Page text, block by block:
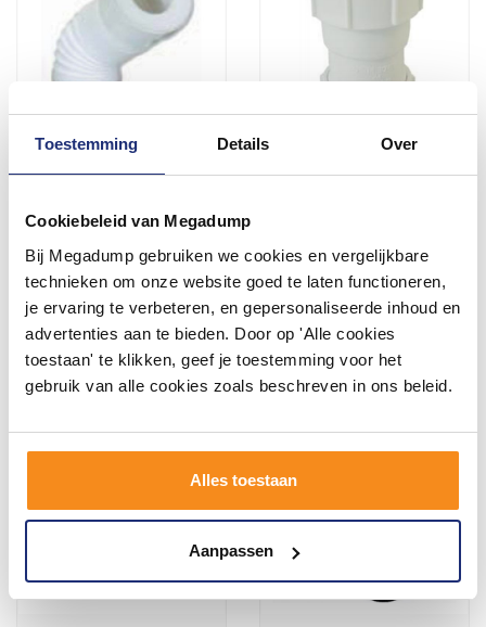
Toestemming Details Over
Cookiebeleid van Megadump
Bij Megadump gebruiken we cookies en vergelijkbare
technieken om onze website goed te laten functioneren,
je ervaring te verbeteren, en gepersonaliseerde inhoud en
advertenties aan te bieden. Door op 'Alle cookies
toestaan' te klikken, geef je toestemming voor het
gebruik van alle cookies zoals beschreven in ons beleid.
Alles toestaan
Aanpassen
Voor 14:00 besteld,
volgende (werk)dag in huis
37,45
30,95
Meer info
volgende (werk)dag in huis
19,50
Meer info